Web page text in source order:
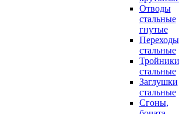
Отводы
стальные
гнутые
Переходы
стальные
Тройники
стальные
Заглушки
стальные
Сгоны,